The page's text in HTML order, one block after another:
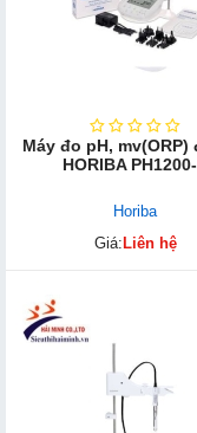
Máy đo pH, mv(ORP)
HORIBA
Horiba
Giá:Liên hệ